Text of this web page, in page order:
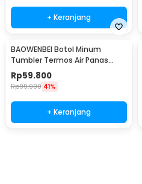
+ Keranjang
BAOWENBEI Botol Minum
Tumbler Termos Air Panas
Dingin Stainless 500ml - A1A0
Rp59.800
Rp99.900 41%
+ Keranjang